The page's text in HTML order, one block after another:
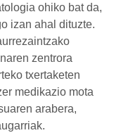
ohiko bat da,
izan ahal dituzte.
zentrora
txertaketen
medikazio mota
arabera,